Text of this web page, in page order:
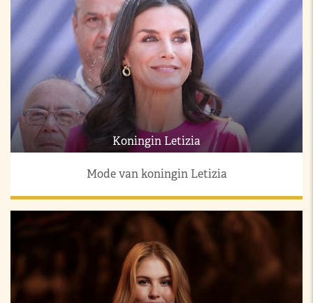
Koningin Letizia
Mode van koningin Letizia